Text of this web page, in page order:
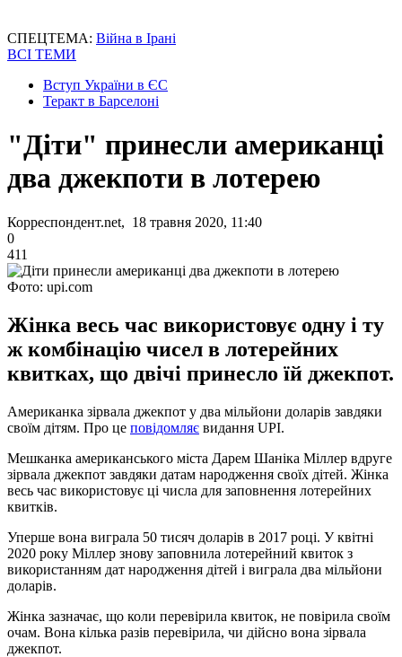
СПЕЦТЕМА: Війна в Ірані
ВСІ ТЕМИ
Вступ України в ЄС
Теракт в Барселоні
"Діти" принесли американці
два джекпоти в лотерею
Корреспондент.net, 18 травня 2020, 11:40
0
411
Фото: upi.com
Жінка весь час використовує одну і ту
ж комбінацію чисел в лотерейних
квитках, що двічі принесло їй джекпот.
Американка зірвала джекпот у два мільйони доларів завдяки
своїм дітям. Про це повідомляє видання UPI.
Мешканка американського міста Дарем Шаніка Міллер вдруге
зірвала джекпот завдяки датам народження своїх дітей. Жінка
весь час використовує ці числа для заповнення лотерейних
квитків.
Уперше вона виграла 50 тисяч доларів в 2017 році. У квітні
2020 року Міллер знову заповнила лотерейний квиток з
використанням дат народження дітей і виграла два мільйони
доларів.
Жінка зазначає, що коли перевірила квиток, не повірила своїм
очам. Вона кілька разів перевірила, чи дійсно вона зірвала
джекпот.